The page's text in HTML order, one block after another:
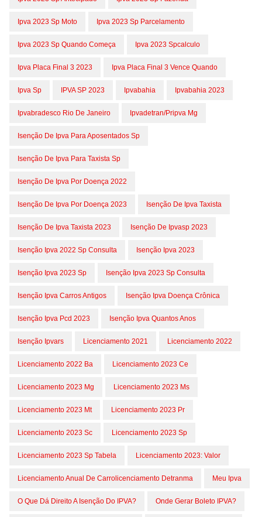
Ipva 2023 Sp Moto Ipva 2023 Sp Parcelamento
Ipva 2023 Sp Quando Começa Ipva 2023 Spcalculo
Ipva Placa Final 3 2023 Ipva Placa Final 3 Vence Quando
Ipva Sp IPVA SP 2023 Ipvabahia Ipvabahia 2023
Ipvabradesco Rio De Janeiro Ipvadetran/pripva Mg
Isenção De Ipva Para Aposentados Sp
Isenção De Ipva Para Taxista Sp
Isenção De Ipva Por Doença 2022
Isenção De Ipva Por Doença 2023 Isenção De Ipva Taxista
Isenção De Ipva Taxista 2023 Isenção De Ipvasp 2023
Isenção Ipva 2022 Sp Consulta Isenção Ipva 2023
Isenção Ipva 2023 Sp Isenção Ipva 2023 Sp Consulta
Isenção Ipva Carros Antigos Isenção Ipva Doença Crônica
Isenção Ipva Pcd 2023 Isenção Ipva Quantos Anos
Isenção Ipvars Licenciamento 2021 Licenciamento 2022
Licenciamento 2022 Ba Licenciamento 2023 Ce
Licenciamento 2023 Mg Licenciamento 2023 Ms
Licenciamento 2023 Mt Licenciamento 2023 Pr
Licenciamento 2023 Sc Licenciamento 2023 Sp
Licenciamento 2023 Sp Tabela Licenciamento 2023: Valor
Licenciamento Anual De Carrolicenciamento Detranma Meu Ipva
O Que Dá Direito A Isenção Do IPVA? Onde Gerar Boleto IPVA?